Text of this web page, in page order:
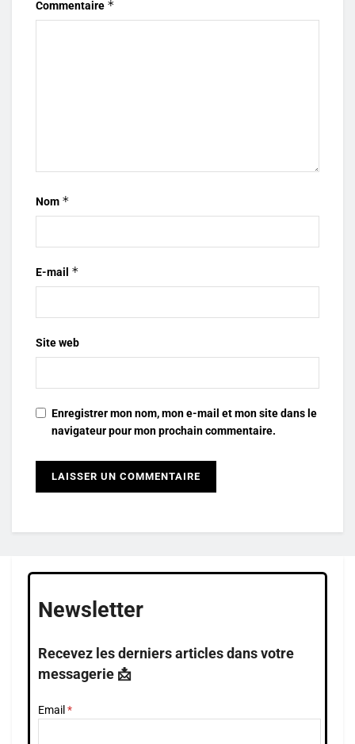
Commentaire *
Nom *
E-mail *
Site web
Enregistrer mon nom, mon e-mail et mon site dans le
navigateur pour mon prochain commentaire.
Newsletter
Recevez les derniers articles dans votre
messagerie 📩
Email